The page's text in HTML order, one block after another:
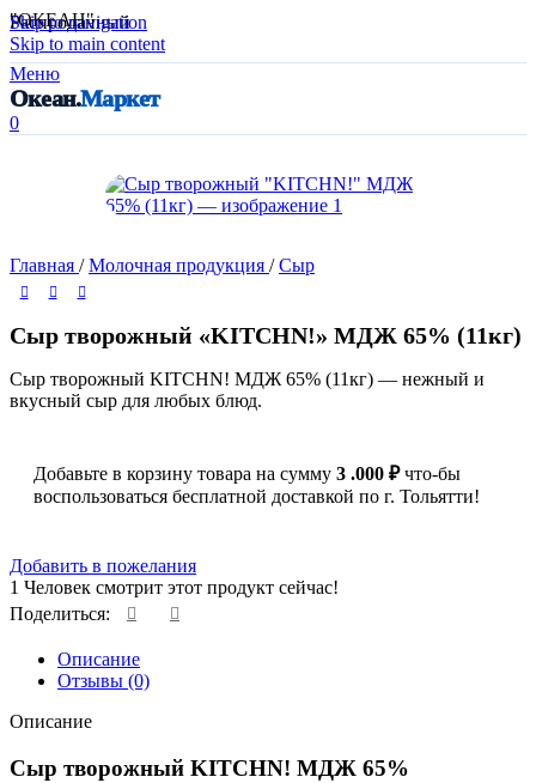
Skip to navigation
Skip to main content
"ОКЕАН"
Меню
Океан.Маркет
0
Распроданный
Главная / Молочная продукция / Сыр
Сыр творожный «KITCHN!» МДЖ 65% (11кг)
Сыр творожный KITCHN! МДЖ 65% (11кг) — нежный и
вкусный сыр для любых блюд.
Добавьте в корзину товара на сумму 3 .000 ₽что-бы
воспользоваться бесплатной доставкой по г. Тольятти!
Добавить в пожелания
1 Человек смотрит этот продукт сейчас!
Поделиться:
Описание
Отзывы (0)
Описание
Сыр творожный KITCHN! МДЖ 65%